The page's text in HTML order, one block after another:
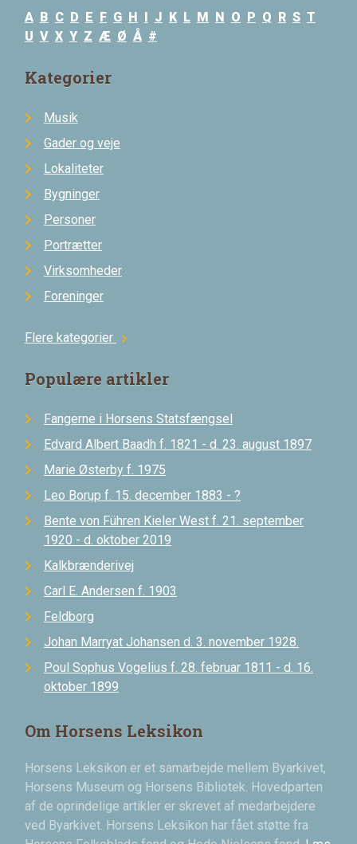
A B C D E F G H I J K L M N O P Q R S T
U V X Y Z Æ Ø Å #
Kategorier
Musik
Gader og veje
Lokaliteter
Bygninger
Personer
Portrætter
Virksomheder
Foreninger
Flere kategorier chevron_right
Populære artikler
Fangerne i Horsens Statsfængsel
Edvard Albert Baadh f. 1821 - d. 23. august 1897
Marie Østerby f. 1975
Leo Borup f. 15. december 1883 - ?
Bente von Führen Kieler West f. 21. september
1920 - d. oktober 2019
Kalkbrænderivej
Carl E. Andersen f. 1903
Feldborg
Johan Marryat Johansen d. 3. november 1928.
Poul Sophus Vogelius f. 28. februar 1811 - d. 16.
oktober 1899
Om Horsens Leksikon
Horsens Leksikon er et samarbejde mellem Byarkivet,
Horsens Museum og Horsens Bibliotek. Hovedparten
af de oprindelige artikler er skrevet af medarbejdere
ved Byarkivet. Horsens Leksikon har fået støtte fra